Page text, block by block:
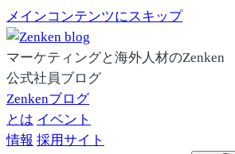
メインコンテンツにスキップ
マーケティングと海外人材のZenken
公式社員ブログ
Zenkenブログ
とは イベント
情報 採用サイト